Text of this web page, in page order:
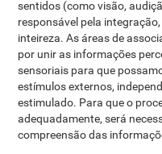
sentidos (como visão,
responsável pela
inteireza. As áreas de
por unir as informações
sensoriais para que
estímulos externos,
estimulado. Para que o
adequadamente, será
compreensão das